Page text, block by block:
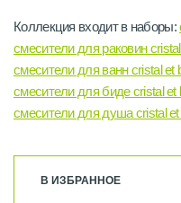
Коллекция входит в наборы:
смесители для раковин
смесители для ванн cristal et
смесители для биде cristal et
смесители для душа cristal
В ИЗБРАННОЕ